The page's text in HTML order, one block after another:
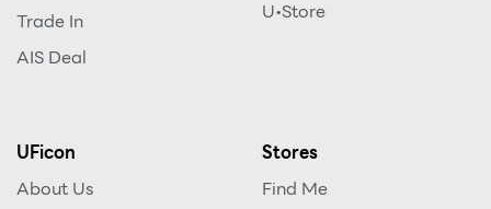
Trade In
AIS Deal
U•Store
UFicon
About Us
Stores
Find Me